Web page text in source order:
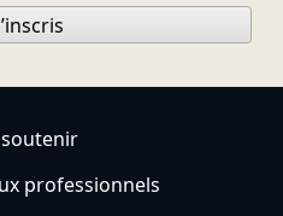
professionnels